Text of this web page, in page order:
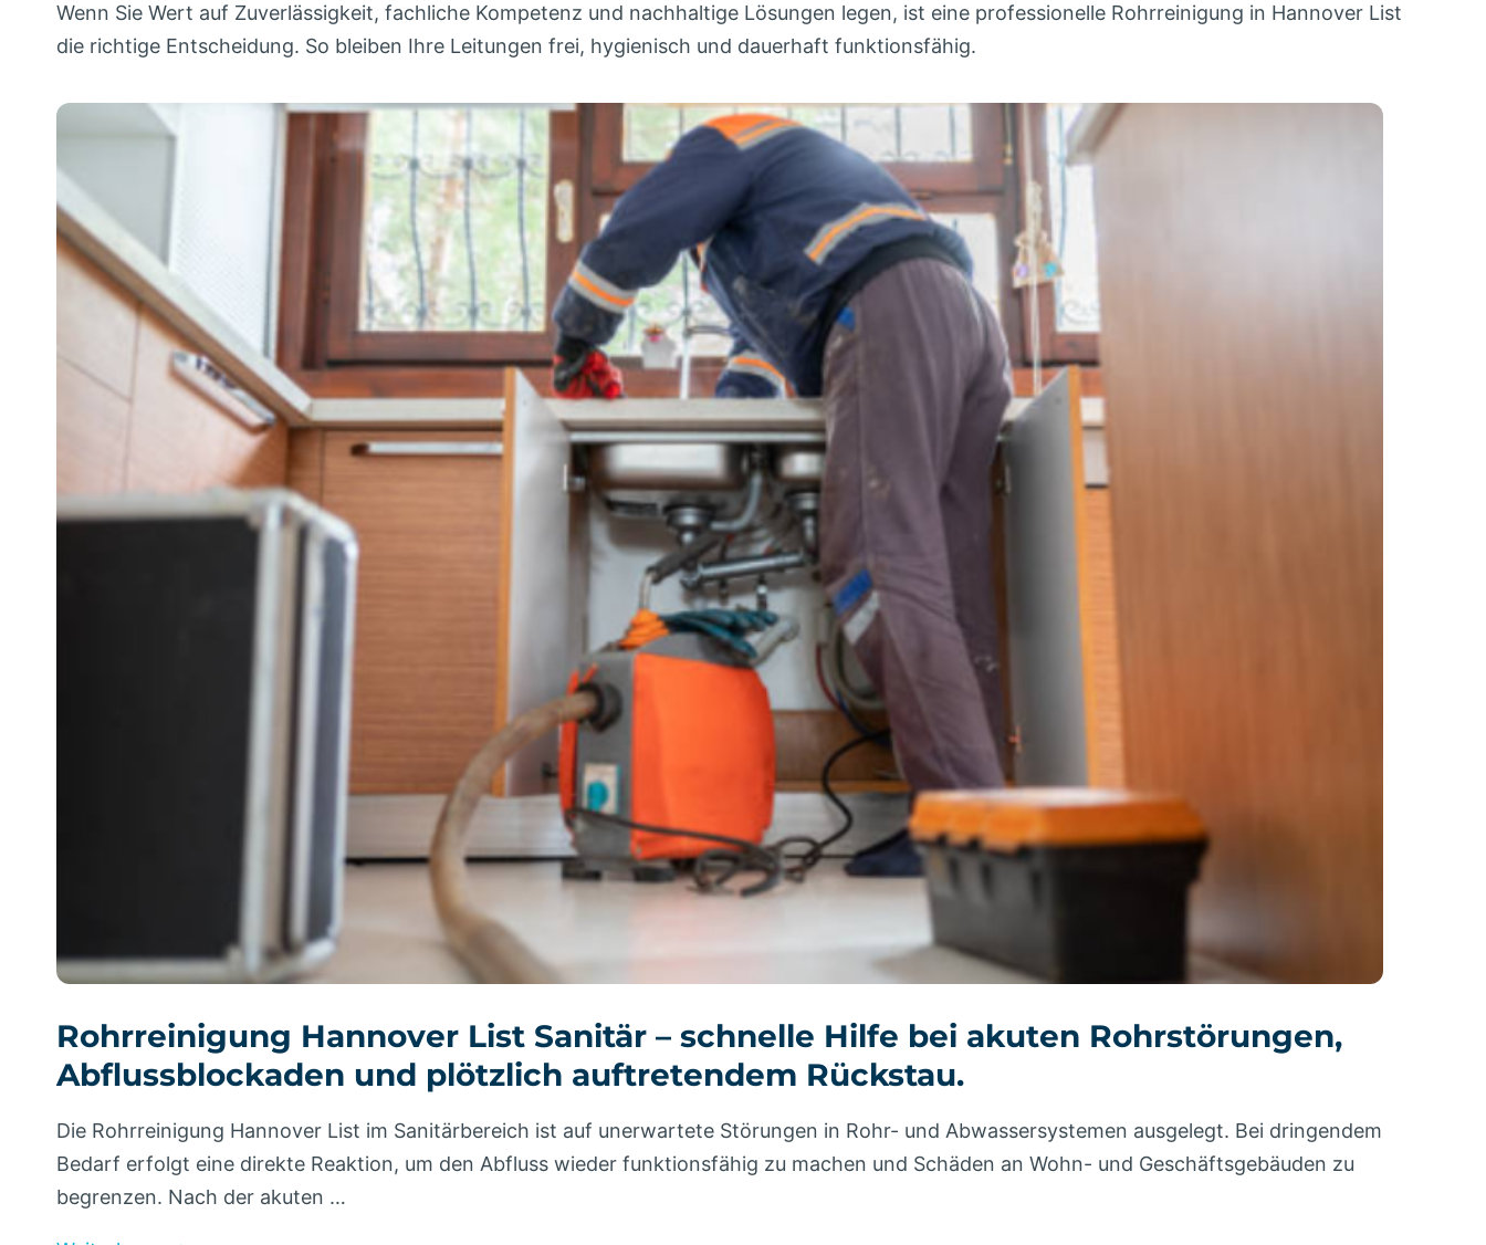
Wenn Sie Wert auf Zuverlässigkeit, fachliche Kompetenz und nachhaltige Lösungen legen, ist eine professionelle Rohrreinigung in Hannover List
die richtige Entscheidung. So bleiben Ihre Leitungen frei, hygienisch und dauerhaft funktionsfähig.
Rohrreinigung Hannover List Sanitär – schnelle Hilfe bei akuten Rohrstörungen,
Abflussblockaden und plötzlich auftretendem Rückstau.
Die Rohrreinigung Hannover List im Sanitärbereich ist auf unerwartete Störungen in Rohr- und Abwassersystemen ausgelegt. Bei dringendem
Bedarf erfolgt eine direkte Reaktion, um den Abfluss wieder funktionsfähig zu machen und Schäden an Wohn- und Geschäftsgebäuden zu
begrenzen. Nach der akuten …